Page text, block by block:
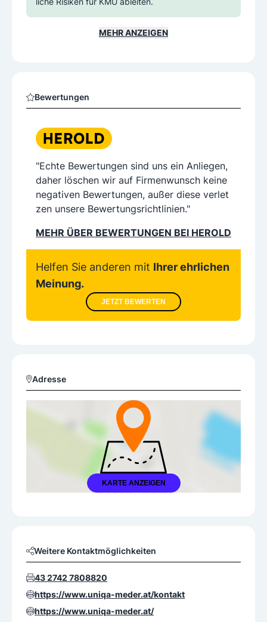
MEHR ANZEIGEN
Bewertungen
"Echte Bewertungen sind uns ein Anliegen,
daher löschen wir auf Firmenwunsch keine
negativen Bewertungen, außer diese verlet
zen unsere Bewertungsrichtlinien."
MEHR ÜBER BEWERTUNGEN BEI HEROLD
Helfen Sie anderen mit Ihrer ehrlichen
Meinung.
JETZT BEWERTEN
Adresse
KARTE ANZEIGEN
Weitere Kontaktmöglichkeiten
43 2742 7808820
https://www.uniqa-meder.at/kontakt
https://www.uniqa-meder.at/